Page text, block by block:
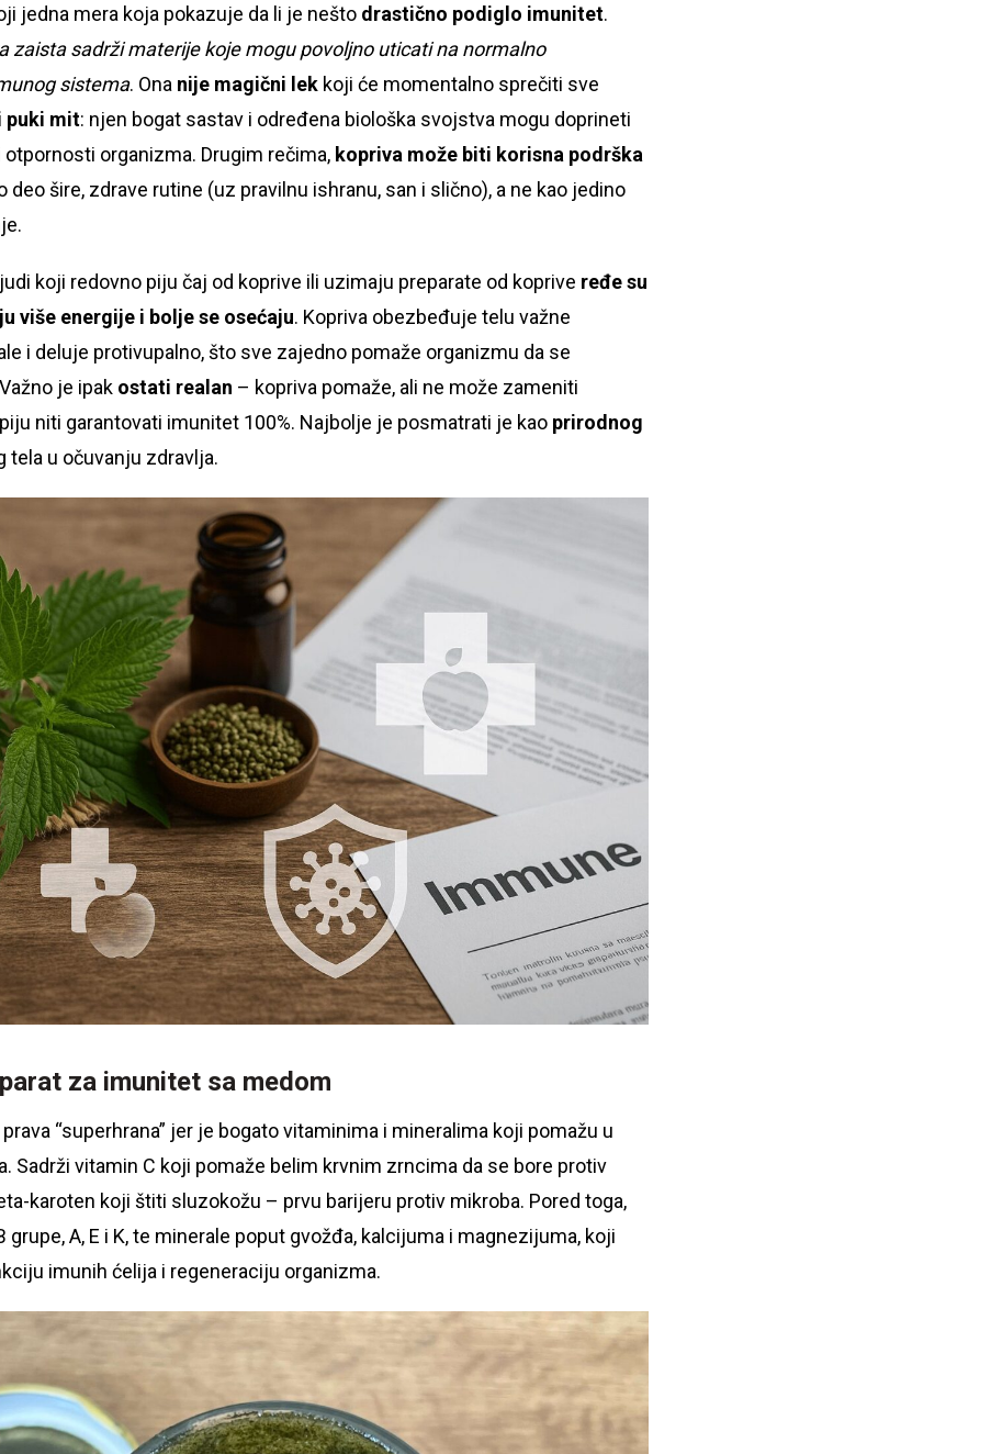
jedna mera koja pokazuje da li je nešto drastično podiglo imunitet.
zaista sadrži materije koje mogu povoljno uticati na normalno
sistema. Ona nije magični lek koji će momentalno sprečiti sve
puki mit: njen bogat sastav i određena biološka svojstva mogu doprineti
organizma. Drugim rečima, kopriva može biti korisna podrška
deo šire, zdrave rutine (uz pravilnu ishranu, san i slično), a ne kao jedino
koji redovno piju čaj od koprive ili uzimaju preparate od koprive ređe su
više energije i bolje se osećaju. Kopriva obezbeđuje telu važne
i deluje protivupalno, što sve zajedno pomaže organizmu da se
je ipak ostati realan – kopriva pomaže, ali ne može zameniti
niti garantovati imunitet 100%. Najbolje je posmatrati je kao prirodnog
tela u očuvanju zdravlja.
za imunitet sa medom
“superhrana” jer je bogato vitaminima i mineralima koji pomažu u
Sadrži vitamin C koji pomaže belim krvnim zrncima da se bore protiv
karoten koji štiti sluzokožu – prvu barijeru protiv mikroba. Pored toga,
grupe, A, E i K, te minerale poput gvožđa, kalcijuma i magnezijuma, koji
imunih ćelija i regeneraciju organizma.